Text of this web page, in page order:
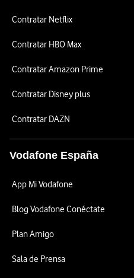
Contratar Netflix
Contratar HBO Max
Contratar Amazon Prime
Contratar Disney plus
Contratar DAZN
Vodafone España
App Mi Vodafone
Blog Vodafone Conéctate
Plan Amigo
Sala de Prensa